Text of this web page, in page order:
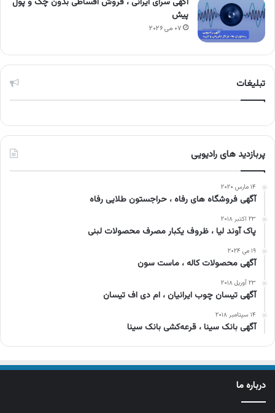
پیش
۰۷ می ۲۰۲۶
تبلیغات
پربازدید های رادیویی
۱۴ مارس ۲۰۲۰
آگهی فروشگاه های رفاه ، حراجستون طلایی رفاه
۲۳ اکتبر ۲۰۱۸
پاک آوند لیا ، ظروف یکبار مصرف محصولات لبنی
۱۹ می ۲۰۲۴
آگهی محصولات کاله ، ماست سون
۲۳ آوریل ۲۰۱۸
آگهی تیسان چوب ایرانیان ، ام دی اف تیسان
۱۴ سپتامبر ۲۰۱۸
آگهی بانک سینا ، قرعه‌کشی بانک سینا
درباره ما